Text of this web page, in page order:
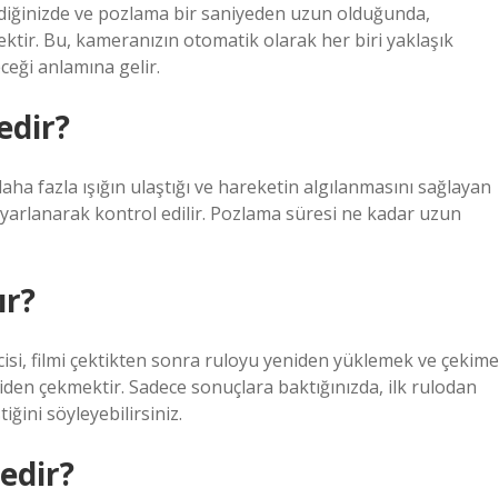
ve pozlama bir saniyeden uzun olduğunda,
Bu, kameranızın otomatik olarak her biri yaklaşık
anlamına gelir.
fazla ışığın ulaştığı ve hareketin algılanmasını sağlayan
kontrol edilir. Pozlama süresi ne kadar uzun
filmi çektikten sonra ruloyu yeniden yüklemek ve çekime
çekmektir. Sadece sonuçlara baktığınızda, ilk rulodan
söyleyebilirsiniz.